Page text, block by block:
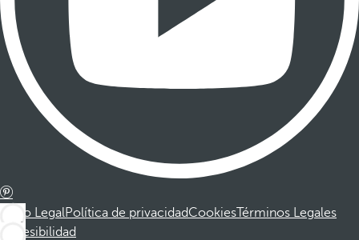
Aviso LegalPolítica de privacidadCookiesTérminos Legales
Accesibilidad